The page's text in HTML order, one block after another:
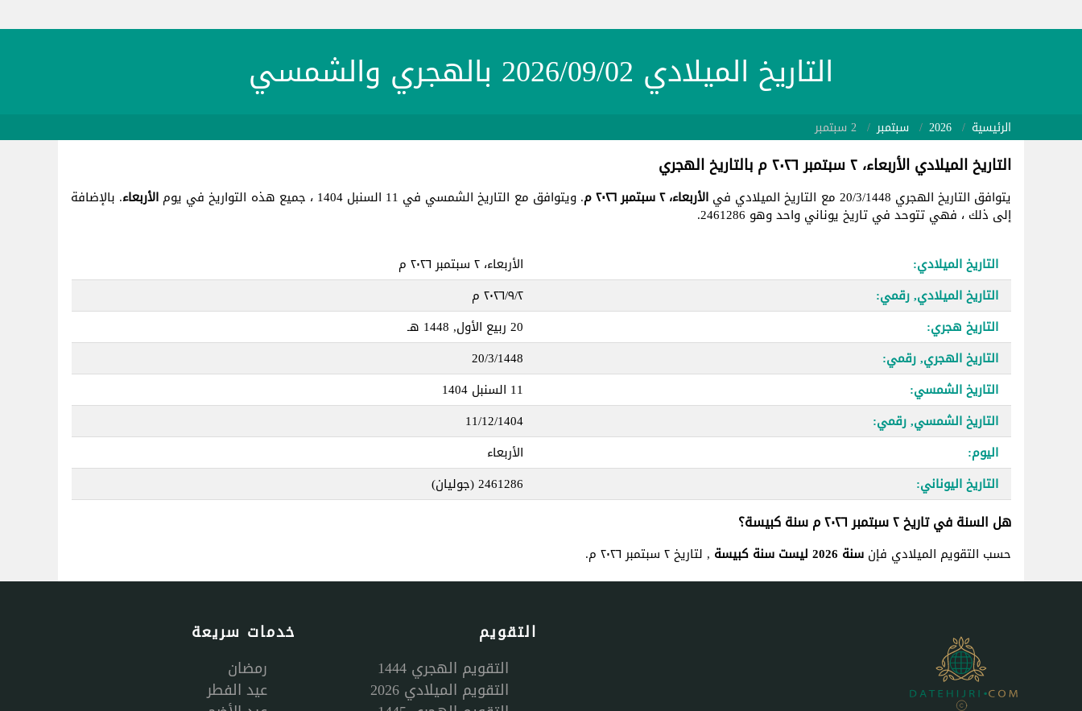
التاريخ الميلادي 2026/09/02 بالهجري والشمسي
الرئيسية 2026 سبتمبر 2 سبتمبر
التاريخ الميلادي الأربعاء، ٢ سبتمبر ٢٠٢٦ م بالتاريخ الهجري
يتوافق التاريخ الهجري 20/3/1448 مع التاريخ الميلادي في الأربعاء، ٢ سبتمبر ٢٠٢٦ م . ويتوافق مع التاريخ الشمسي في 11 السنبل 1404 ، جميع هذه التواريخ في يوم الأربعاء. بالإضافة
إلى ذلك ، فهي تتوحد في تاريخ يوناني واحد وهو 2461286.
التاريخ الميلادي:
الأربعاء، ٢ سبتمبر ٢٠٢٦ م
التاريخ الميلادي, رقمي:
٢‏/٩‏/٢٠٢٦ م
التاريخ هجري:
20 ربيع الأول, 1448 هـ
التاريخ الهجري, رقمي:
20/3/1448
التاريخ الشمسي:
11 السنبل 1404
التاريخ الشمسي, رقمي:
11/12/1404
اليوم:
الأربعاء
التاريخ اليوناني:
2461286(جوليان)
هل السنة في تاريخ ٢ سبتمبر ٢٠٢٦ م سنة كبيسة؟
حسب التقويم الميلادي فإن سنة 2026 ليست سنة كبيسة , لتاريخ ٢ سبتمبر ٢٠٢٦ م.
التقويم
التقويم الهجري 1444
التقويم الميلادي 2026
خدمات سريعة
رمضان
عيد الفطر